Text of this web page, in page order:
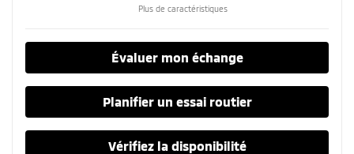
Plus de caractéristiques
Évaluer mon échange
Planifier un essai routier
Vérifiez la disponibilité